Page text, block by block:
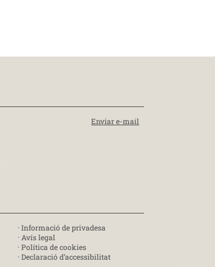
Enviar e-mail
· Informació de privadesa
· Avís legal
· Política de cookies
· Declaració d’accessibilitat